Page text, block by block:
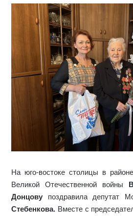
На юго-востоке столицы в
Великой Отечественной войны
Донцову поздравила депутат
Стебенкова. Вместе с